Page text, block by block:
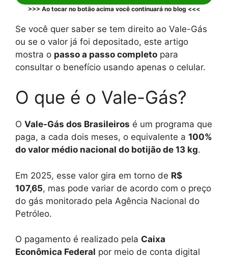
>>> Ao tocar no botão acima você continuará no blog <<<
Se você quer saber se tem direito ao Vale-Gás
ou se o valor já foi depositado, este artigo
mostra o passo a passo completo para
consultar o benefício usando apenas o celular.
O que é o Vale-Gás?
O Vale-Gás dos Brasileiros é um programa que
paga, a cada dois meses, o equivalente a 100%
do valor médio nacional do botijão de 13 kg.
Em 2025, esse valor gira em torno de R$
107,65, mas pode variar de acordo com o preço
do gás monitorado pela Agência Nacional do
Petróleo.
O pagamento é realizado pela Caixa
Econômica Federal por meio de conta digital